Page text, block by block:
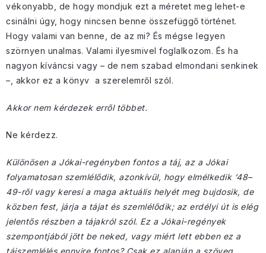
vékonyabb, de hogy mondjuk ezt a méretet meg lehet-e
csinálni úgy, hogy nincsen benne összefüggő történet.
Hogy valami van benne, de az mi? És mégse legyen
szörnyen unalmas. Valami ilyesmivel foglalkozom. És ha
nagyon kíváncsi vagy – de nem szabad elmondani senkinek
–, akkor ez a könyv a szerelemről szól.
Akkor nem kérdezek erről többet.
Ne kérdezz.
Különösen a Jókai-regényben fontos a táj, az a Jókai
folyamatosan szemlélődik, azonkívül, hogy elmélkedik ’48–
49-ről vagy keresi a maga aktuális helyét meg bujdosik, de
közben fest, járja a tájat és szemlélődik; az erdélyi út is elég
jelentős részben a tájakról szól. Ez a Jókai-regények
szempontjából jött be neked, vagy miért lett ebben ez a
tájszemlélés ennyire fontos? Csak ez alapján a szöveg